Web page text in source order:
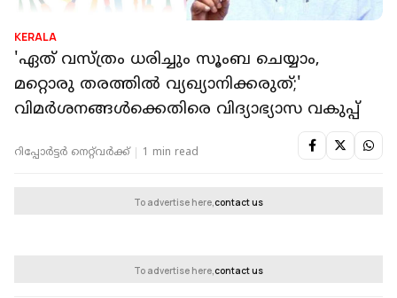
KERALA
'ഏത് വസ്ത്രം ധരിച്ചും സൂംബ ചെയ്യാം,
മറ്റൊരു തരത്തിൽ വ്യഖ്യാനിക്കരുത്;'
വിമർശനങ്ങൾക്കെതിരെ വിദ്യാഭ്യാസ വകുപ്പ്
റിപ്പോർട്ടർ നെറ്റ്‌വര്‍ക്ക്‌ 1 min read
To advertise here,contact us
To advertise here,contact us